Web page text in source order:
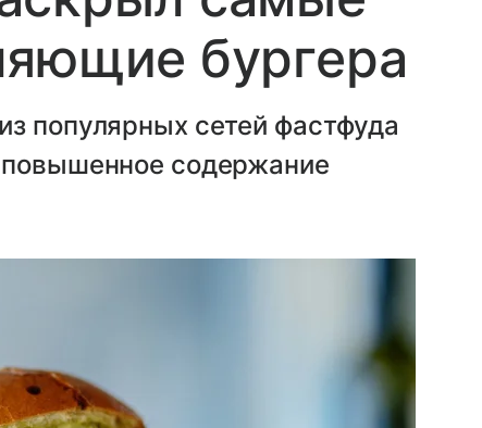
бургера
популярных сетей фастфуда
содержание